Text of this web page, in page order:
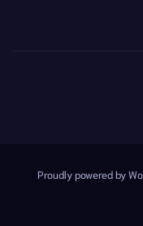
Proudly powered by